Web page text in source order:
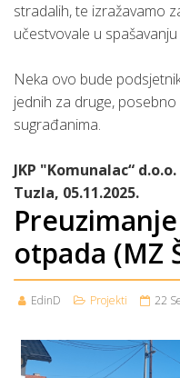
stradalih, te izražavamo
učestvovale u
Neka ovo bude
jednih za druge,
sugrađanima.
JKP "Komunalac“
Tuzla, 05.11.2025.
otpada (MZ
EdinD Projekti 22